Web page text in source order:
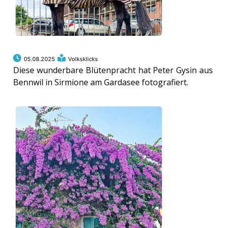
05.08.2025 Volksklicks
Diese wunderbare Blütenpracht hat Peter Gysin aus
Bennwil in Sirmione am Gardasee fotografiert.